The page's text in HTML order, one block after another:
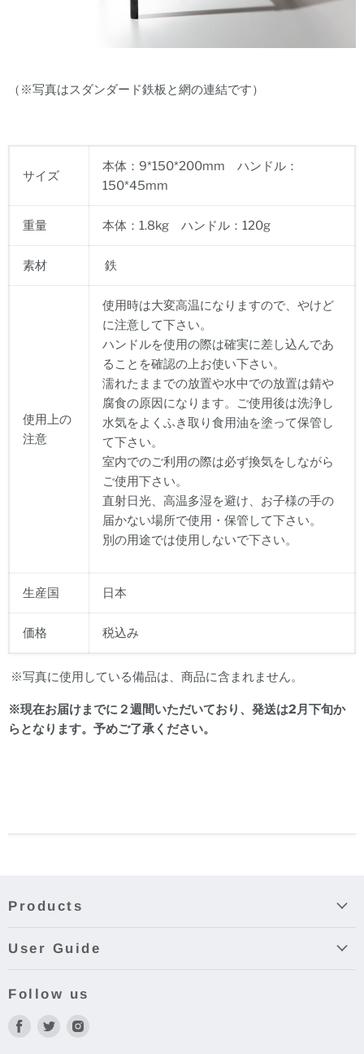
（※写真はスダンダード鉄板と網の連結です）
サイズ
本体：9*150*200mm ハンドル：
150*45mm
重量 本体：1.8kg ハンドル：120g
素材 鉄
使用上の
注意
使用時は大変高温になりますので、やけど
に注意して下さい。
ハンドルを使用の際は確実に差し込んであ
ることを確認の上お使い下さい。
濡れたままでの放置や水中での放置は錆や
腐食の原因になります。ご使用後は洗浄し
水気をよくふき取り食用油を塗って保管し
て下さい。
室内でのご利用の際は必ず換気をしながら
ご使用下さい。
直射日光、高温多湿を避け、お子様の手の
届かない場所で使用・保管して下さい。
別の用途では使用しないで下さい。
生産国 日本
価格 税込み
※写真に使用している備品は、商品に含まれません。
※現在お届けまでに２週間いただいており、発送は2月下旬か
らとなります。予めご了承ください。
Products
User Guide
Follow us
Facebook
Twitter